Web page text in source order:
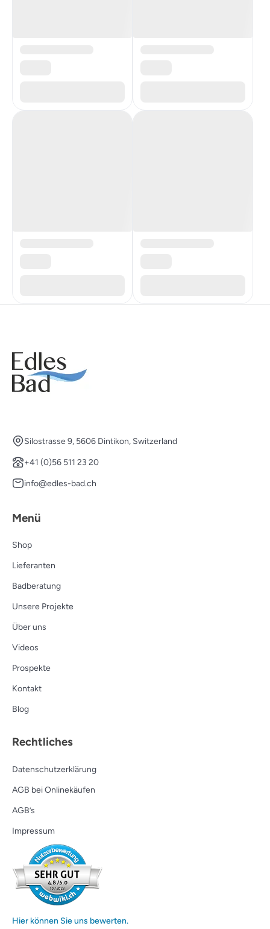
Silostrasse 9, 5606 Dintikon, Switzerland
+41 (0)56 511 23 20
info@edles-bad.ch
Menü
Shop
Lieferanten
Badberatung
Unsere Projekte
Über uns
Videos
Prospekte
Kontakt
Blog
Rechtliches
Datenschutzerklärung
AGB bei Onlinekäufen
AGB’s
Impressum
Hier können Sie uns bewerten.